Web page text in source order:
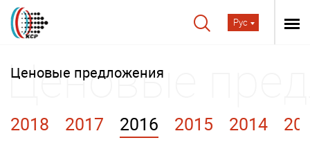
Рус
Ценовые предложения
2018 2017 2016 2015 2014